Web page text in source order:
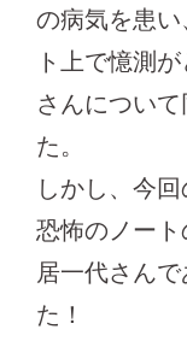
の病気を患
ト上で憶測
さんについ
た。
しかし、今
恐怖のノー
居一代さん
た！